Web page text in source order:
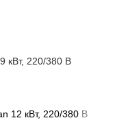
кВт, 220/380 В